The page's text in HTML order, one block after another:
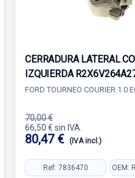
CERRADURA LATERAL
IZQUIERDA
FORD TOURNEO COURIER 1.0
70,00 €
66,50 € sin IVA.
80,47 € (IVA incl.)
Ref: 7836470 OEM: